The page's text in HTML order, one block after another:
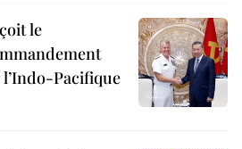
le
Pacifique